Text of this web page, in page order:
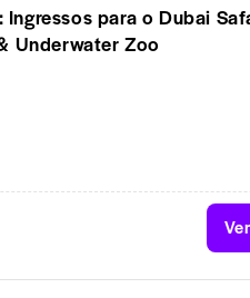
para o Dubai
Underwater Zoo